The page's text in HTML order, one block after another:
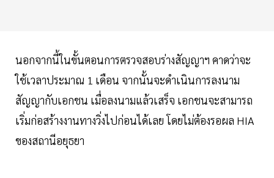
นอกจากนี้ในขั้นตอนการตรวจสอบร่างสัญญาฯ คาดว่าจะ
ใช้เวลาประมาณ 1 เดือน จากนั้นจะดำเนินการลงนาม
สัญญากับเอกชน เมื่อลงนามแล้วเสร็จ เอกชนจะสามารถ
เริ่มก่อสร้างงานทางวิ่งไปก่อนได้เลย โดยไม่ต้องรอผล HIA
ของสถานีอยุธยา